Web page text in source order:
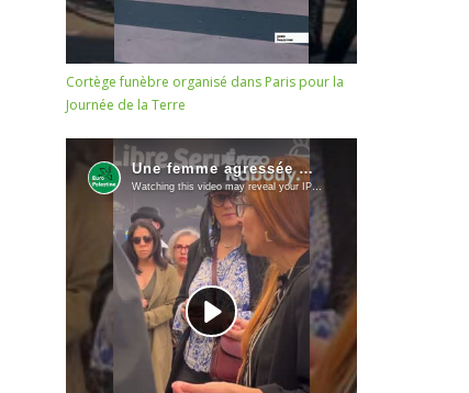
Cortège funèbre organisé dans Paris pour la
Journée de la Terre